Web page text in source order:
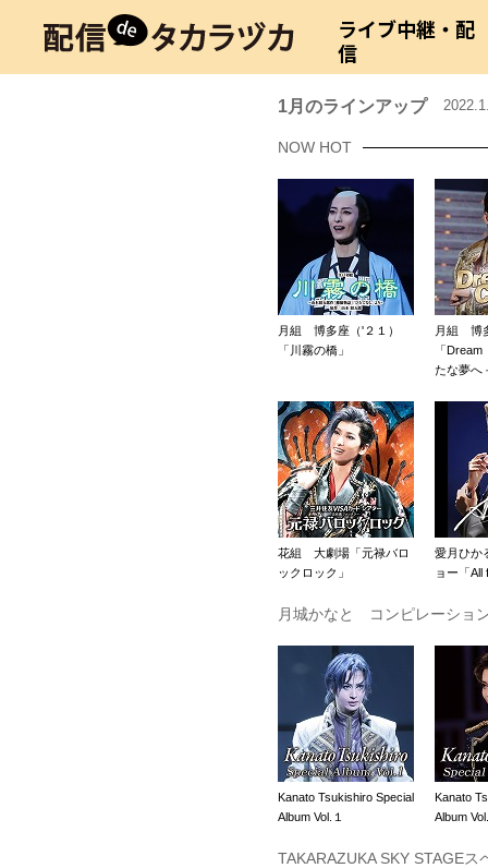
ライブ中継・配
信
1月のラインアップ
NOW HOT
月組 博多座（'２１）
「川霧の橋」
月組 博
「
たな夢へ
花組 大劇場「元禄バロ
ックロック」
愛月ひ
ョー「All
月城かなと コンピレーショ
Kanato Tsukishiro Special
Album Vol.１
Kanato
Album
TAKARAZUKA SKY STAGEス